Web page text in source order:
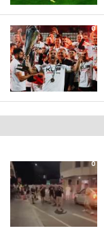
0
0